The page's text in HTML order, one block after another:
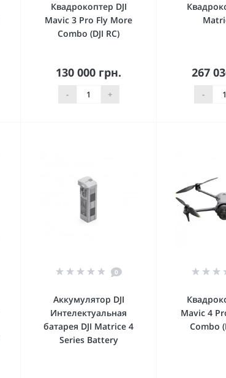
Квадрокоптер DJI
Mavic 3 Pro Fly More
Combo (DJI RC)
130 000 грн.
- +
В корзину
267
- В
0
Аккумулятор DJI
Интелектуальная
батарея DJI Matrice 4
Series Battery
Mavic 4
Combo